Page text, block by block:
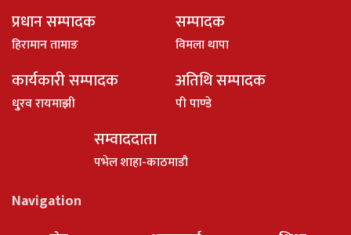
प्रधान सम्पादक
हिरामान तामाङ
सम्पादक
विमला थापा
कार्यकारी सम्पादक
धु्रव रायमाझी
अतिथि सम्पादक
पी पाण्डे
सम्वाददाता
पभेल शाहा-काठमाडौ
Navigation